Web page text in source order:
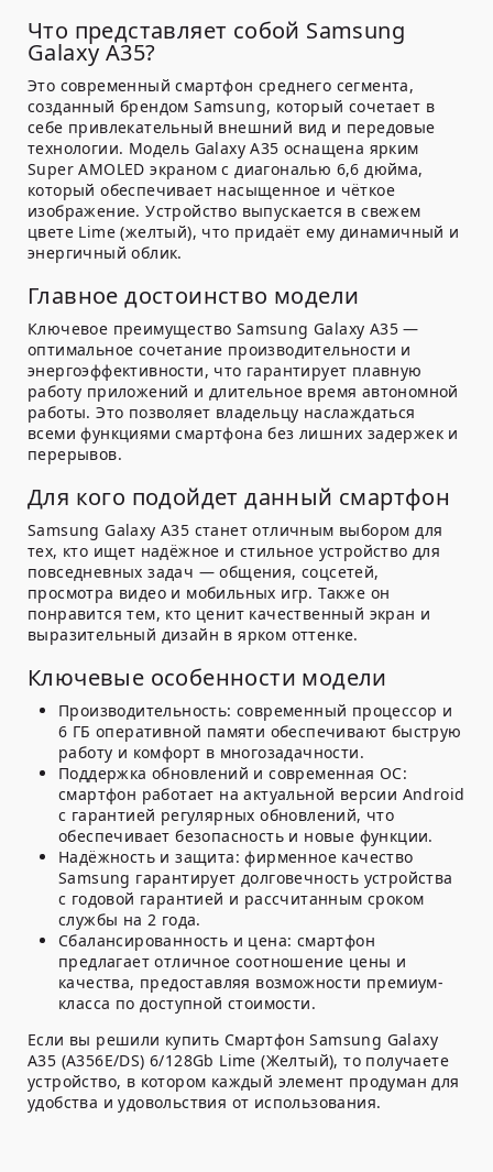
Что представляет собой Samsung
Galaxy A35?
Это современный смартфон среднего сегмента,
созданный брендом Samsung, который сочетает в
себе привлекательный внешний вид и передовые
технологии. Модель Galaxy A35 оснащена ярким
Super AMOLED экраном с диагональю 6,6 дюйма,
который обеспечивает насыщенное и чёткое
изображение. Устройство выпускается в свежем
цвете Lime (желтый), что придаёт ему динамичный и
энергичный облик.
Главное достоинство модели
Ключевое преимущество Samsung Galaxy A35 —
оптимальное сочетание производительности и
энергоэффективности, что гарантирует плавную
работу приложений и длительное время автономной
работы. Это позволяет владельцу наслаждаться
всеми функциями смартфона без лишних задержек и
перерывов.
Для кого подойдет данный смартфон
Samsung Galaxy A35 станет отличным выбором для
тех, кто ищет надёжное и стильное устройство для
повседневных задач — общения, соцсетей,
просмотра видео и мобильных игр. Также он
понравится тем, кто ценит качественный экран и
выразительный дизайн в ярком оттенке.
Ключевые особенности модели
Производительность: современный процессор и
6 ГБ оперативной памяти обеспечивают быструю
работу и комфорт в многозадачности.
Поддержка обновлений и современная ОС:
смартфон работает на актуальной версии Android
с гарантией регулярных обновлений, что
обеспечивает безопасность и новые функции.
Надёжность и защита: фирменное качество
Samsung гарантирует долговечность устройства
с годовой гарантией и рассчитанным сроком
службы на 2 года.
Сбалансированность и цена: смартфон
предлагает отличное соотношение цены и
качества, предоставляя возможности премиум-
класса по доступной стоимости.
Если вы решили купить Смартфон Samsung Galaxy
A35 (A356E/DS) 6/128Gb Lime (Желтый), то получаете
устройство, в котором каждый элемент продуман для
удобства и удовольствия от использования.